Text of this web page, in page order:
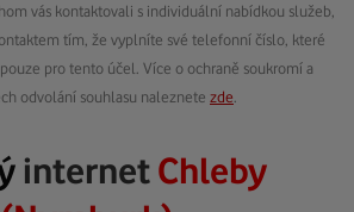
vás kontaktovali s individuální nabídkou služeb,
tím, že vyplníte své telefonní číslo, které
pro tento účel. Více o ochraně soukromí a
odvolání souhlasu naleznete zde
internetChleby